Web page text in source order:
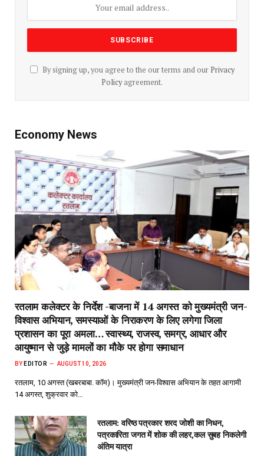
By signing up, you agree to the our terms and our Privacy
Policyagreement.
Economy News
रतलाम कलेक्टर के निर्देश -बाजना में 14 अगस्त को मुख्यमंत्री जन-
विश्वास अभियान, समस्याओं के निराकरण के लिए लगेगा जिला
प्रशासन का पूरा अमला… स्वास्थ्य, राजस्व, समग्र, आधार और
आयुष्मान से जुड़े मामलों का मौके पर होगा समाधान
BY EDITOR AUGUST 10, 2026
रतलाम, 10 अगस्त (खबरबाबा. कॉम)। मुख्यमंत्री जन-विश्वास अभियान के तहत आगामी
14 अगस्त, शुक्रवार को…
रतलाम: वरिष्ठ पत्रकार शरद जोशी का निधन,
पत्रकारिता जगत में शोक की लहर,कल सुबह निकलेगी
अंतिम यात्रा